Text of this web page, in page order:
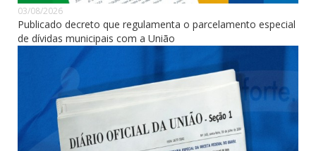
03/08/2026
Publicado decreto que regulamenta o parcelamento especial
de dívidas municipais com a União